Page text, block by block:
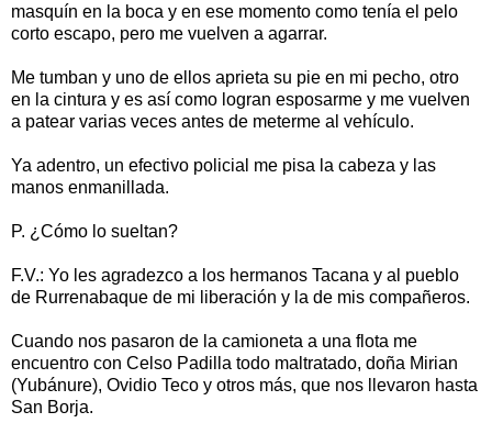
masquín en la boca y en ese momento como tenía el pelo
corto escapo, pero me vuelven a agarrar.
Me tumban y uno de ellos aprieta su pie en mi pecho, otro
en la cintura y es así como logran esposarme y me vuelven
a patear varias veces antes de meterme al vehículo.
Ya adentro, un efectivo policial me pisa la cabeza y las
manos enmanillada.
P. ¿Cómo lo sueltan?
F.V.: Yo les agradezco a los hermanos Tacana y al pueblo
de Rurrenabaque de mi liberación y la de mis compañeros.
Cuando nos pasaron de la camioneta a una flota me
encuentro con Celso Padilla todo maltratado, doña Mirian
(Yubánure), Ovidio Teco y otros más, que nos llevaron hasta
San Borja.